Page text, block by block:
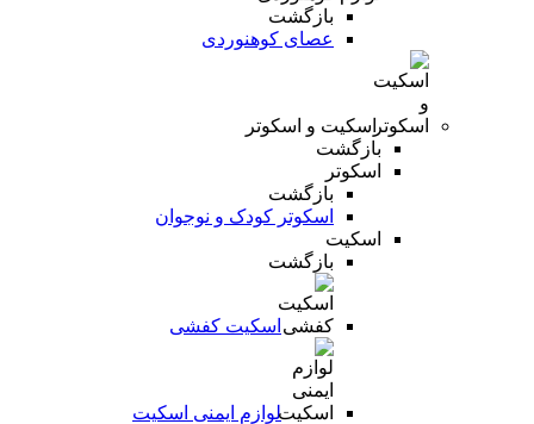
بازگشت
عصای کوهنوردی
اسکیت و اسکوتر
بازگشت
اسکوتر
بازگشت
اسکوتر کودک و نوجوان
اسکیت
بازگشت
اسکیت کفشی
لوازم ایمنی اسکیت